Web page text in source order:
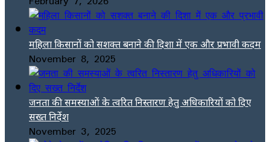
महिला किसानों को सशक्त बनाने की दिशा में एक और प्रभावी कदम
November 8, 2025
जनता की समस्याओं के त्वरित निस्तारण हेतु अधिकारियों को दिए
सख्त निर्देश
November 3, 2025